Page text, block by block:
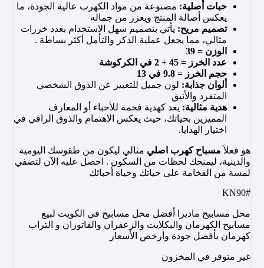
حبات أصلية: مصنوعة من مواد الكهرب عالية الجودة، ما
يعكس أصالة المنتج ويعزز من جماله
تصميم مريح: يأتي بتصميم سهل الاستخدام بعدد خرزات
مثالي، مما يجعل عملية الذكر والتأمل أكثر بساطة .
الوزن = 39
عدد الخرز = 45 + 2 في الكركوشة
حجم الخرز = 9.8 في 13
ألوان جذابة: لون جميل للتعبير عن الذوق الشخصي
المتفرد والأنيق
هدية مثالية: يعد كهدية فخمة للأحباء أو المعارف
المميزين بحياتك، حيث يعكس الاهتمام والذوق الراقي في
اختيار الهدايا.
هو فعلاً مسباح كهرب اصلي مثالي ليكون من طقوسك اليومية
والدينية، ليمنحك لحظات من السكون . احصل عليه الآن لتضفي
لمسة من الفخامة على حياتك وحياة أحبائك
#KN90
محل مسابيح ماديرا أفضل محل مسابيح في الكويت لبيع
مسابيح الكهرمان والبكلايت والزعفران والفاتوران و التراب
كهرمان بأفضل جودة وأرخص الأسعار
غير متوفر في المخزون